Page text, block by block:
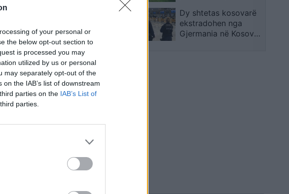
of your personal or
the below opt-out section to
is processed you may
utilized by us or personal
may separately opt-out of the
the IAB’s list of downstream
parties on the IAB’s List of
parties.
Dy shtetas kosovarë
ekstradohen nga
Gjermania në Kosovë